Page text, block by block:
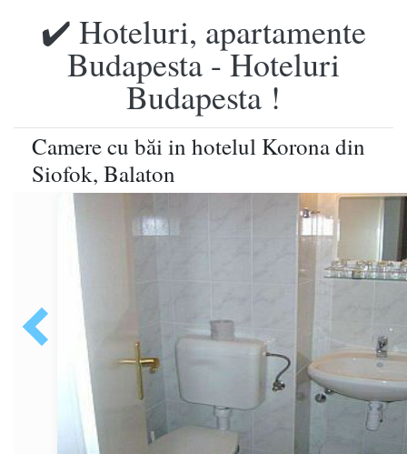
✔️ Hoteluri, apartamente
Budapesta - Hoteluri
Budapesta !
Camere cu băi in hotelul Korona din
Siofok, Balaton